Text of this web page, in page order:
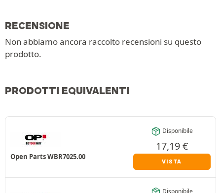
RECENSIONE
Non abbiamo ancora raccolto recensioni su questo
prodotto.
PRODOTTI EQUIVALENTI
Open Parts WBR7025.00
Disponibile
17,19€
VISTA
Disponibile